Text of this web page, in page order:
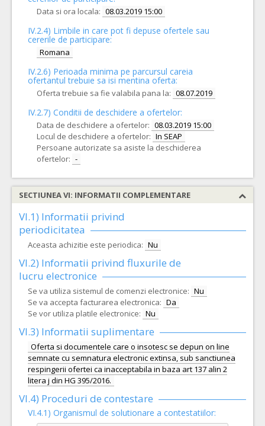
Data si ora locala: 08.03.2019 15:00
IV.2.4) Limbile in care pot fi depuse ofertele sau
cererile de participare:
Romana
IV.2.6) Perioada minima pe parcursul careia
ofertantul trebuie sa isi mentina oferta:
Oferta trebuie sa fie valabila pana la: 08.07.2019
IV.2.7) Conditii de deschidere a ofertelor:
Data de deschidere a ofertelor: 08.03.2019 15:00
Locul de deschidere a ofertelor: In SEAP
Persoane autorizate sa asiste la deschiderea
ofertelor: -
SECTIUNEA VI: INFORMATII COMPLEMENTARE
VI.1) Informatii privind
periodicitatea
Aceasta achizitie este periodica: Nu
VI.2) Informatii privind fluxurile de
lucru electronice
Se va utiliza sistemul de comenzi electronice: Nu
Se va accepta facturarea electronica: Da
Se vor utiliza platile electronice: Nu
VI.3) Informatii suplimentare
Oferta si documentele care o insotesc se depun on line
semnate cu semnatura electronic extinsa, sub sanctiunea
respingerii ofertei ca inacceptabila in baza art 137 alin 2
litera j din HG 395/2016.
VI.4) Proceduri de contestare
VI.4.1) Organismul de solutionare a contestatiilor: